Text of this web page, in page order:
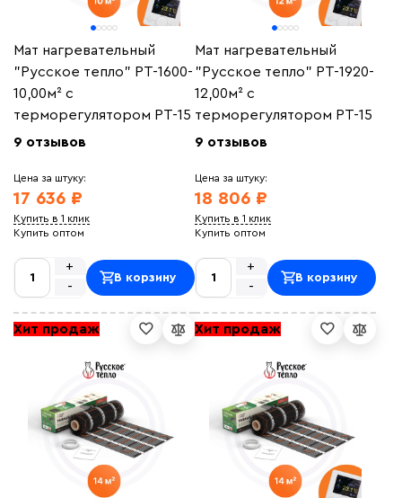
Мат нагревательный
"Русское тепло" РТ-1600-
10,00м² с
терморегулятором РТ-15
9 отзывов
Цена за штуку:
17 636 ₽
Купить в 1 клик
Купить оптом
-
+
В корзину
Мат нагревательный
"Русское тепло" РТ-1920-
12,00м² с
терморегулятором РТ-15
9 отзывов
Цена за штуку:
18 806 ₽
Купить в 1 клик
Купить оптом
-
+
В корзину
Хит продаж Хит продаж